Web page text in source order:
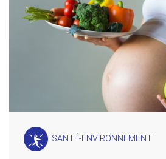
SANTÉ-ENVIRONNEMENT